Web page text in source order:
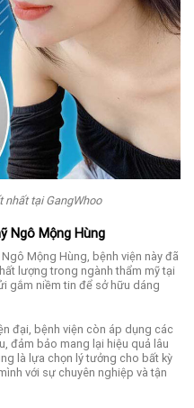
nhất tại GangWhoo
Ngô Mộng Hùng
Mộng Hùng, bệnh viện này đã
lượng trong ngành thẩm mỹ tại
gắm niềm tin để sở hữu dáng
đại, bệnh viện còn áp dụng các
đảm bảo mang lại hiệu quả lâu
là lựa chọn lý tưởng cho bất kỳ
với sự chuyên nghiệp và tận